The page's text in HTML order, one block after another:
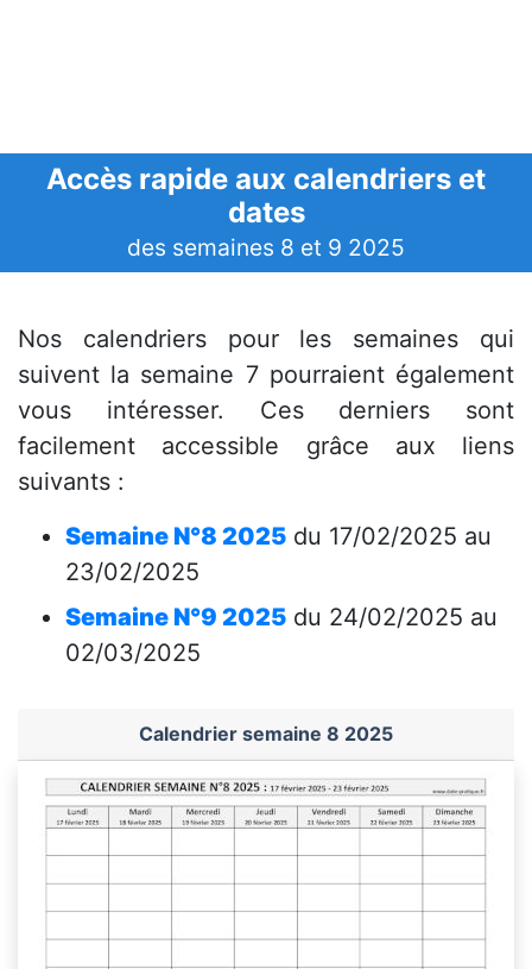
Accès rapide aux calendriers et
dates
des semaines 8 et 9 2025
Nos calendriers pour les semaines qui
suivent la semaine 7 pourraient également
vous intéresser. Ces derniers sont
facilement accessible grâce aux liens
suivants :
Semaine N°8 2025 du 17/02/2025 au
23/02/2025
Semaine N°9 2025 du 24/02/2025 au
02/03/2025
Calendrier semaine 8 2025